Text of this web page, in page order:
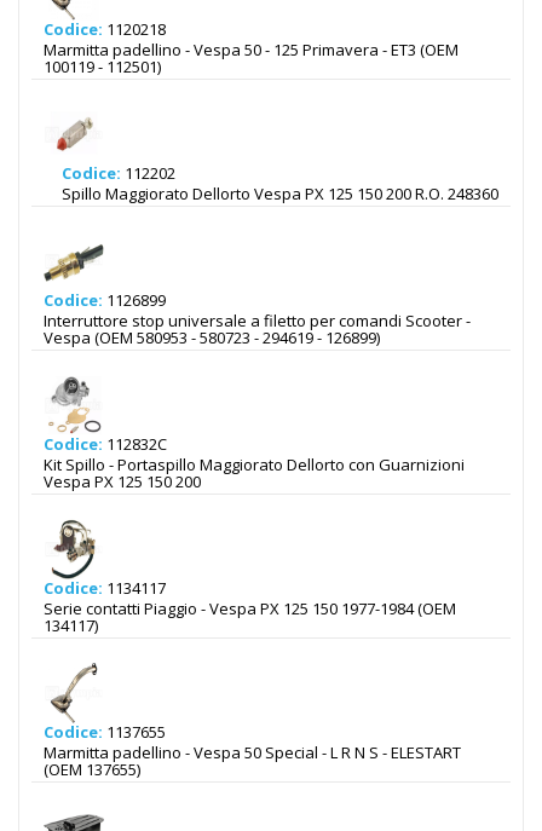
Codice: 1120218
Marmitta padellino - Vespa 50 - 125 Primavera - ET3 (OEM
100119 - 112501)
Codice: 112202
Spillo Maggiorato Dellorto Vespa PX 125 150 200 R.O. 248360
Codice: 1126899
Interruttore stop universale a filetto per comandi Scooter -
Vespa (OEM 580953 - 580723 - 294619 - 126899)
Codice: 112832C
Kit Spillo - Portaspillo Maggiorato Dellorto con Guarnizioni
Vespa PX 125 150 200
Codice: 1134117
Serie contatti Piaggio - Vespa PX 125 150 1977-1984 (OEM
134117)
Codice: 1137655
Marmitta padellino - Vespa 50 Special - L R N S - ELESTART
(OEM 137655)